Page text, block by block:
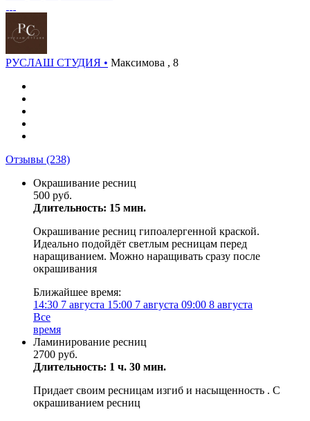
РУСЛАШ СТУДИЯ • Максимова , 8
Отзывы (238)
Окрашивание ресниц
500 руб.
Длительность: 15 мин.
Окрашивание ресниц гипоалергенной краской.
Идеально подойдёт светлым ресницам перед
наращиванием. Можно наращивать сразу после
окрашивания
Ближайшее время:
14:30 7 августа 15:00 7 августа 09:00 8 августа
Все
время
Ламинирование ресниц
2700 руб.
Длительность: 1 ч. 30 мин.
Придает своим ресницам изгиб и насыщенность . С
окрашиванием ресниц